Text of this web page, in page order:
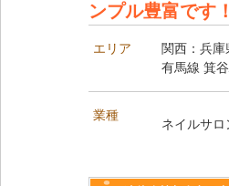
ンプル豊富です
エリア
関西：兵
有馬線 箕
業種
ネイルサロ